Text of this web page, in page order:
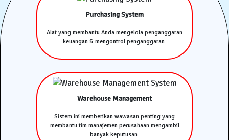
Purchasing System
Alat yang membantu Anda mengelola penganggaran
keuangan & mengontrol penganggaran.
Warehouse Management
Sistem ini memberikan wawasan penting yang
membantu tim manajemen perusahaan mengambil
banyak keputusan.